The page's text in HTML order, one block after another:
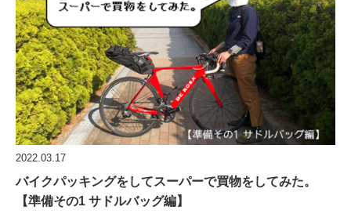
2022.03.17
バイクパッキングをしてスーパーで買物をしてみた。
【準備その1 サドルバッグ編】